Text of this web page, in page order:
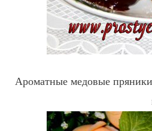
Ароматные медовые